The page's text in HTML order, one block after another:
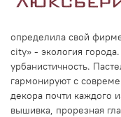
определила свой
city» - экология
урбанистичность.
гармонируют с
декора почти каждого
вышивка, прорезная